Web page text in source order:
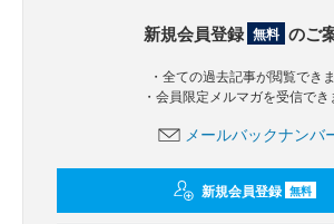
新規会員登録 無料 のご
・全ての過去記事が閲覧でき
・会員限定メルマガを受信でき
メールバックナンバ
新規会員登録 無料